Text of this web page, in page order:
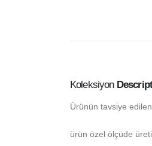
Koleksiyon
Ürünün tavsiye
ürün özel ölçüde